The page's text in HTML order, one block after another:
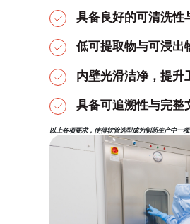
具备良好的可清洗性
低可提取物与可浸出
内壁光滑洁净，提升
具备可追溯性与完整
以上各项要求，使得软管选型成为制药生产中一项